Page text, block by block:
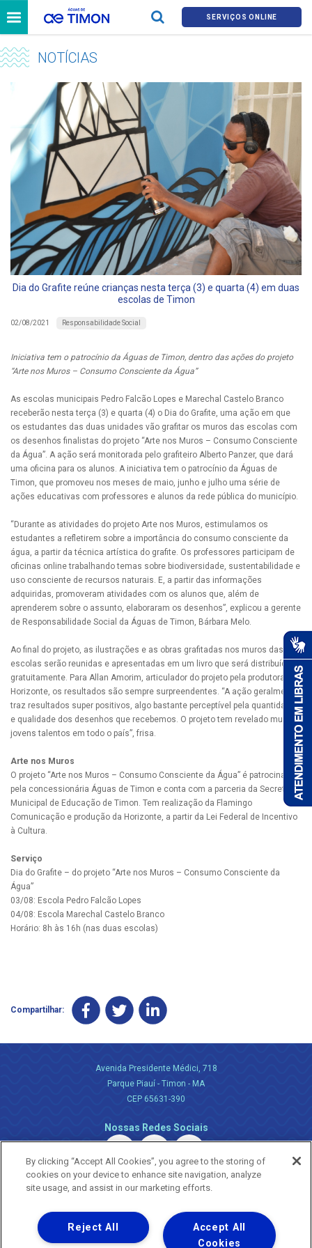
SERVIÇOS ONLINE
NOTÍCIAS
Dia do Grafite reúne crianças nesta terça (3) e quarta (4) em duas
escolas de Timon
02/08/2021 Responsabilidade Social
Iniciativa tem o patrocínio da Águas de Timon, dentro das ações do projeto
“Arte nos Muros – Consumo Consciente da Água”
As escolas municipais Pedro Falcão Lopes e Marechal Castelo Branco
receberão nesta terça (3) e quarta (4) o Dia do Grafite, uma ação em que
os estudantes das duas unidades vão grafitar os muros das escolas com
os desenhos finalistas do projeto “Arte nos Muros – Consumo Consciente
da Água”. A ação será monitorada pelo grafiteiro Alberto Panzer, que dará
uma oficina para os alunos. A iniciativa tem o patrocínio da Águas de
Timon, que promoveu nos meses de maio, junho e julho uma série de
ações educativas com professores e alunos da rede pública do município.
“Durante as atividades do projeto Arte nos Muros, estimulamos os
estudantes a refletirem sobre a importância do consumo consciente da
água, a partir da técnica artística do grafite. Os professores participam de
oficinas online trabalhando temas sobre biodiversidade, sustentabilidade e
uso consciente de recursos naturais. E, a partir das informações
adquiridas, promoveram atividades com os alunos que, além de
aprenderem sobre o assunto, elaboraram os desenhos”, explicou a gerente
de Responsabilidade Social da Águas de Timon, Bárbara Melo.
Ao final do projeto, as ilustrações e as obras grafitadas nos muros das
escolas serão reunidas e apresentadas em um livro que será distribuído
gratuitamente. Para Allan Amorim, articulador do projeto pela produtora
Horizonte, os resultados são sempre surpreendentes. “A ação geralmente
traz resultados super positivos, algo bastante perceptível pela quantidade
e qualidade dos desenhos que recebemos. O projeto tem revelado muitos
jovens talentos em todo o país”, frisa.
Arte nos Muros
O projeto “Arte nos Muros – Consumo Consciente da Água” é patrocinado
pela concessionária Águas de Timon e conta com a parceria da Secretaria
Municipal de Educação de Timon. Tem realização da Flamingo
Comunicação e produção da Horizonte, a partir da Lei Federal de Incentivo
à Cultura.
Serviço
Dia do Grafite – do projeto “Arte nos Muros – Consumo Consciente da
Água”
03/08: Escola Pedro Falcão Lopes
04/08: Escola Marechal Castelo Branco
Horário: 8h às 16h (nas duas escolas)
Compartilhar:
Avenida Presidente Médici, 718
Parque Piauí - Timon - MA
CEP 65631-390
Nossas Redes Sociais
Uma empresa
Copyright ® 2026 - Todos os Direitos Reservados.
By clicking “Accept All Cookies”, you agree to the storing of
cookies on your device to enhance site navigation, analyze
site usage, and assist in our marketing efforts.
Accept All
Cookies
Reject All